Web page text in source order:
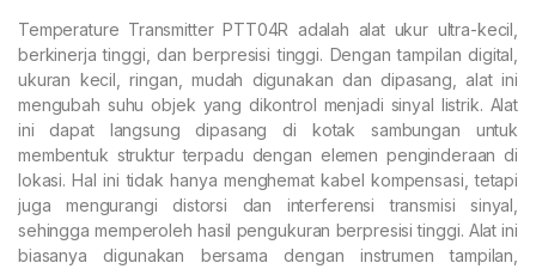
Temperature Transmitter PTT04R adalah alat ukur ultra-kecil,
berkinerja tinggi, dan berpresisi tinggi. Dengan tampilan digital,
ukuran kecil, ringan, mudah digunakan dan dipasang, alat ini
mengubah suhu objek yang dikontrol menjadi sinyal listrik. Alat
ini dapat langsung dipasang di kotak sambungan untuk
membentuk struktur terpadu dengan elemen penginderaan di
lokasi. Hal ini tidak hanya menghemat kabel kompensasi, tetapi
juga mengurangi distorsi dan interferensi transmisi sinyal,
sehingga memperoleh hasil pengukuran berpresisi tinggi. Alat ini
biasanya digunakan bersama dengan instrumen tampilan,